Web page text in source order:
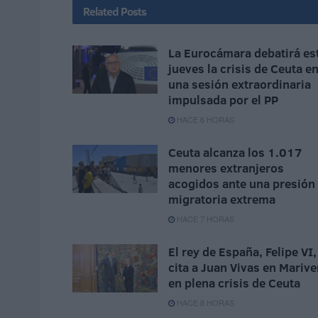
Related Posts
La Eurocámara debatirá
jueves la crisis de Ceuta en
una sesión extraordinaria
impulsada por el PP
HACE 6 HORAS
Ceuta alcanza los 1.017
menores extranjeros
acogidos ante una presión
migratoria extrema
HACE 7 HORAS
El rey de España, Felipe VI,
cita a Juan Vivas en
en plena crisis de Ceuta
HACE 8 HORAS